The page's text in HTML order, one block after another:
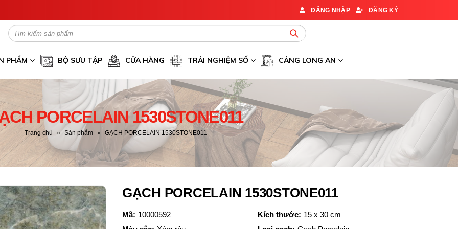
ĐĂNG NHẬP ĐĂNG KÝ
PHẨM BỘ SƯU TẬP CỬA HÀNG TRẢI NGHIỆM SỐ CẢNG LONG AN
PORCELAIN 1530STONE011
Trang chủ » Sản phẩm » GẠCH PORCELAIN 1530STONE011
GẠCH PORCELAIN 1530STONE011
Mã: 10000592 Kích thước: 15 x 30 cm